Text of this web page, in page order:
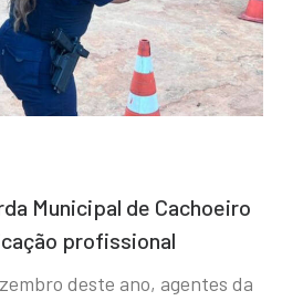
Municipal de Cachoeiro
profissional
deste ano, agentes da